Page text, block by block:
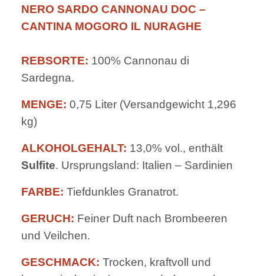
NERO SARDO CANNONAU DOC –
CANTINA MOGORO IL NURAGHE
REBSORTE: 100% Cannonau di
Sardegna.
MENGE: 0,75 Liter (Versandgewicht 1,296
kg)
ALKOHOLGEHALT: 13,0% vol., enthält
Sulfite. Ursprungsland: Italien – Sardinien
FARBE: Tiefdunkles Granatrot.
GERUCH: Feiner Duft nach Brombeeren
und Veilchen.
GESCHMACK: Trocken, kraftvoll und